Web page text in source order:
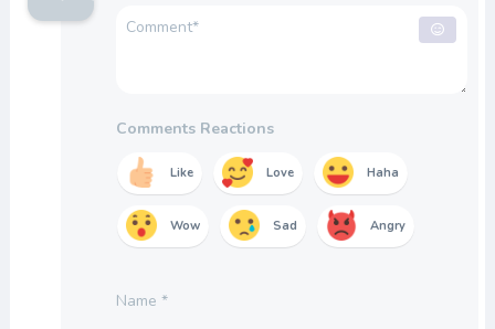
Comments Reactions
Like Love Haha
Wow Sad Angry
Name *